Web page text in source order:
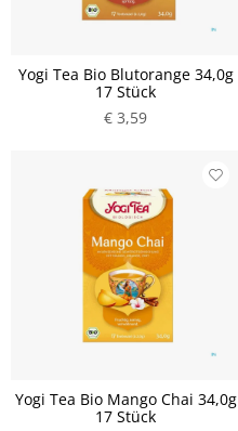
Yogi Tea Bio Blutorange 34,0g
17 Stück
€ 3,59
Yogi Tea Bio Mango Chai 34,0g
17 Stück